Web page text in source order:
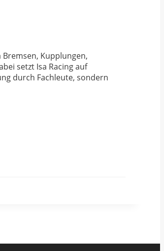
Kupplungen,
setzt Isa Racing auf
durch Fachleute, sondern